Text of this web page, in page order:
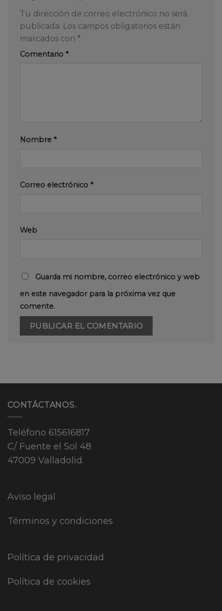
Tu dirección de correo electrónico no será
publicada. Los campos obligatorios están
marcados con *
Comentario *
Nombre *
Correo electrónico *
Web
Guarda mi nombre, correo electrónico y web
en este navegador para la próxima vez que
comente.
CONTÁCTANOS.
Teléfono 615616817
C/ Fuente el Sol 48
47009 Valladolid.
Aviso legal
Términos y condiciones
Política de privacidad
Política de cookies